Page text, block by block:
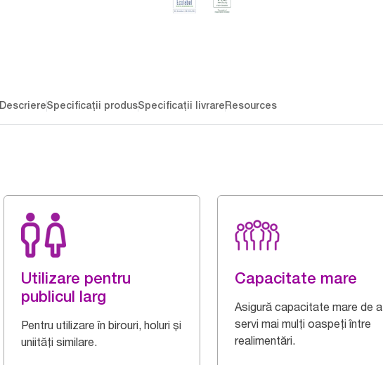
DescriereSpecificații produsSpecificații livrareResources
Utilizare pentru
publicul larg
Pentru utilizare în birouri, holuri și
uniități similare.
Capacitate mare
Asigură capacitate mare de a
servi mai mulți oaspeți între
realimentări.